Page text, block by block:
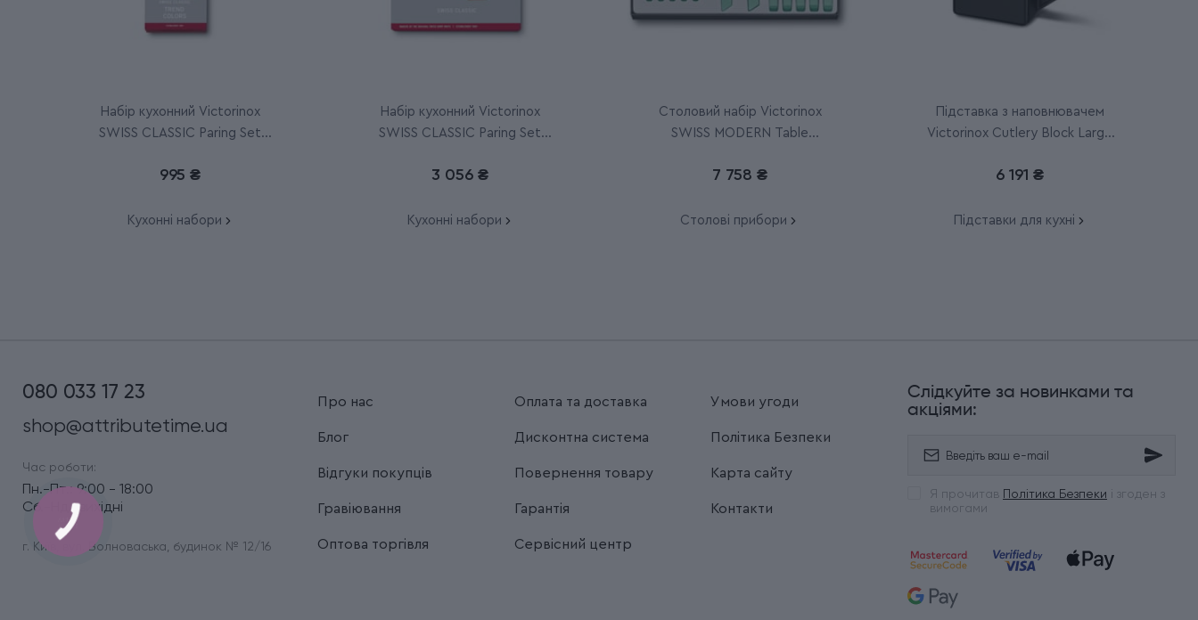
Набір кухонний Victorinox
SWISS CLASSIC Paring Set
995 ₴
Кухонні набори
Набір кухонний Victorinox
SWISS CLASSIC Paring Set
3 056 ₴
Кухонні набори
Столовий набір Victorinox
SWISS MODERN Table
7 758 ₴
Столові прибори
Підставка з наповнювачем
Victorinox Cutlery Block Large
6 191 ₴
Підставки для кухні
080 033 17 23
shop@attributetime.ua
Час роботи:
Пн.-Пт.: 9:00 - 18:00
Сб.-Нд.: вихідні
г. Київ, вул. Волноваська, будинок № 12/16
Про нас
Блог
Відгуки покупців
Гравіювання
Оптова торгівля
Оплата та доставка
Дисконтна система
Повернення товару
Гарантія
Сервісний центр
Умови угоди
Політика Безпеки
Карта сайту
Контакти
Слідкуйте за новинками та
акціями:
Я прочитав Політика Безпеки і згоден з
вимогами